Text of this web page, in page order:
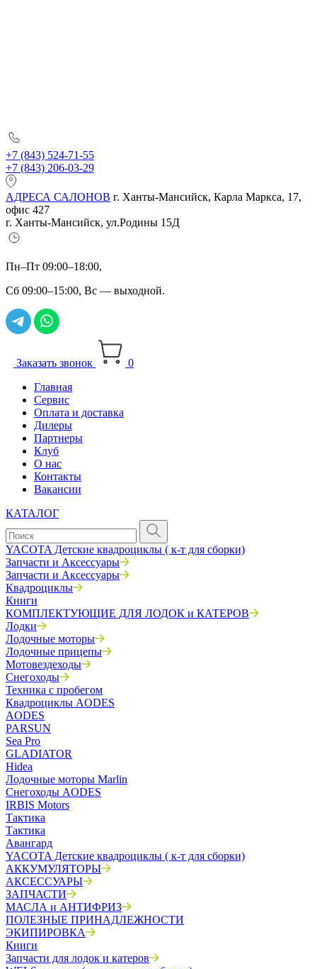
+7 (843) 524-71-55
+7 (843) 206-03-29
АДРЕСА САЛОНОВ г. Ханты-Мансийск, Карла Маркса, 17,
офис 427
г. Ханты-Мансийск, ул.Родины 15Д
Пн–Пт 09:00–18:00,
Сб 09:00–15:00, Вс — выходной.
Заказать звонок
0
Главная
Сервис
Оплата и доставка
Дилеры
Партнеры
Клуб
О нас
Контакты
Вакансии
КАТАЛОГ
YACOTA Детские квадроциклы ( к-т для сборки)
Запчасти и Аксессуары
Запчасти и Аксессуары
Квадроциклы
Книги
КОМПЛЕКТУЮЩИЕ ДЛЯ ЛОДОК и КАТЕРОВ
Лодки
Лодочные моторы
Лодочные прицепы
Мотовездеходы
Снегоходы
Техника с пробегом
Квадроциклы AODES
AODES
PARSUN
Sea Pro
GLADIATOR
Hidea
Лодочные моторы Marlin
Снегоходы AODES
IRBIS Motors
Тактика
Тактика
Авангард
YACOTA Детские квадроциклы ( к-т для сборки)
АККУМУЛЯТОРЫ
АКСЕССУАРЫ
ЗАПЧАСТИ
МАСЛА и АНТИФРИЗ
ПОЛЕЗНЫЕ ПРИНАДЛЕЖНОСТИ
ЭКИПИРОВКА
Книги
Запчасти для лодок и катеров